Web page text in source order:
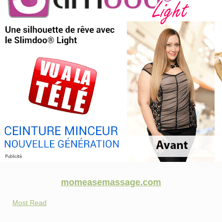
momeasemassage.com
Most Read